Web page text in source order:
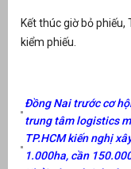
Kết thúc giờ bỏ phiếu,
kiểm phiếu.
Đồng Nai trước cơ
trung tâm logistics
TP.HCM kiến nghị
1.000ha, cần